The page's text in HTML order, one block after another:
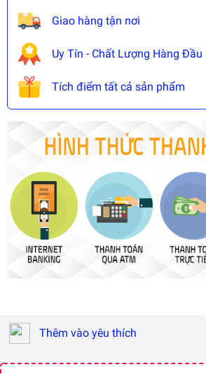
Giao hàng tận nơi
Uy Tín - Chất Lượng Hàng Đầu
Tích điểm tất cả sản phẩm
Thêm vào yêu thích